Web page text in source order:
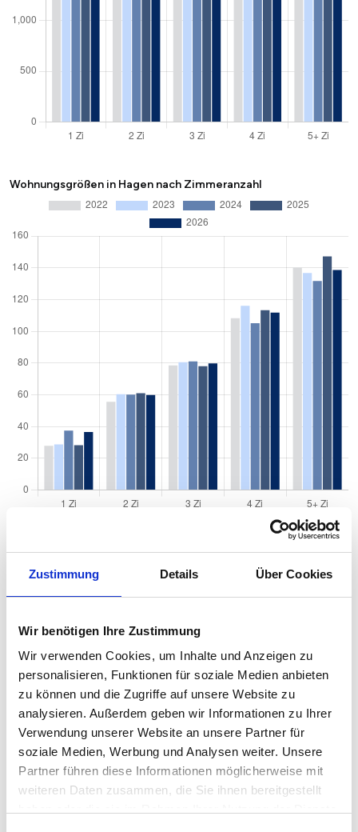
Zustimmung Details Über Cookies
Wir benötigen Ihre Zustimmung
Wir verwenden Cookies, um Inhalte und Anzeigen zu
personalisieren, Funktionen für soziale Medien anbieten
zu können und die Zugriffe auf unsere Website zu
analysieren. Außerdem geben wir Informationen zu Ihrer
Verwendung unserer Website an unsere Partner für
soziale Medien, Werbung und Analysen weiter. Unsere
Partner führen diese Informationen möglicherweise mit
weiteren Daten zusammen, die Sie ihnen bereitgestellt
Wohnungsgrößen in Hagen nach Zimmeranzahl
Quadratmeterpreise in Hagen für Wohnungen
nach Wohnungstyp
Wohnungspreise /m 2 2024
Sonstige 1.895 € 2.036 € 2.020 €
-15,38
Erdgeschosswohnung 1.805 € 1.944 € 1.839 €
-
Souterrain 1.540 € 1.691 € 1.676 €
-0,93